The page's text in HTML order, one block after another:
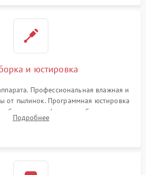
и юстировка
Профессиональная влажная и
от пылинок. Программная юстировка
автофокуса, стабилизатора и
с помощью сервисного ПО.
Подробнее